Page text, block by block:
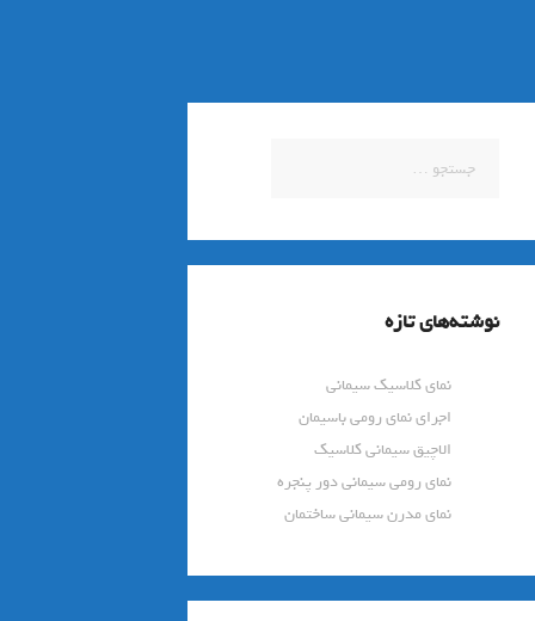
برای:
نوشته‌های تازه
نمای کلاسیک سیمانی
اجرای نمای رومی باسیمان
الاچیق سیمانی کلاسیک
نمای رومی سیمانی دور پنجره
نمای مدرن سیمانی ساختمان